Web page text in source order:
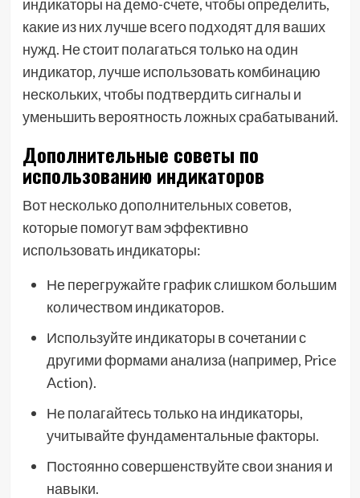
индикаторы на демо-счете, чтобы определить,
какие из них лучше всего подходят для ваших
нужд. Не стоит полагаться только на один
индикатор, лучше использовать комбинацию
нескольких, чтобы подтвердить сигналы и
уменьшить вероятность ложных срабатываний.
Дополнительные советы по
использованию индикаторов
Вот несколько дополнительных советов,
которые помогут вам эффективно
использовать индикаторы:
Не перегружайте график слишком большим
количеством индикаторов.
Используйте индикаторы в сочетании с
другими формами анализа (например, Price
Action).
Не полагайтесь только на индикаторы,
учитывайте фундаментальные факторы.
Постоянно совершенствуйте свои знания и
навыки.